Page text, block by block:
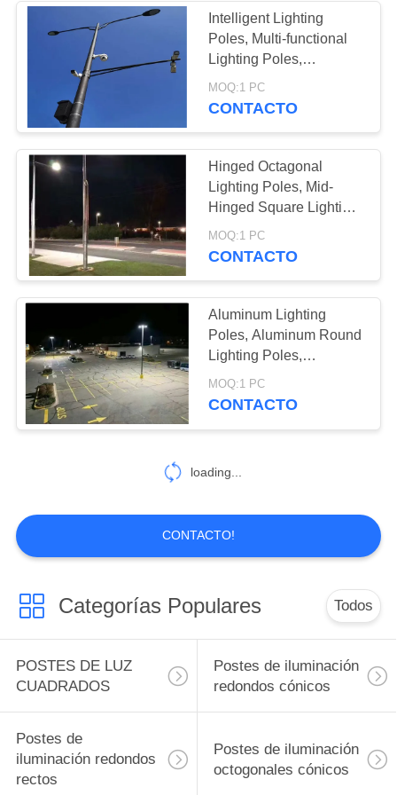
Intelligent Lighting
Poles, Multi-functional
Lighting Poles,
Integrated Lighting
Poles, Intelligent
MOQ:1 PC
CONTACTO
Hinged Octagonal
Lighting Poles, Mid-
Hinged Square Lighting
Poles, Hinged Round
Lighting Poles
MOQ:1 PC
CONTACTO
Aluminum Lighting
Poles, Aluminum Round
Lighting Poles,
Aluminium Straight
Lighting Columns,
MOQ:1 PC
CONTACTO
loading...
CONTACTO!
Categorías Populares Todos
POSTES DE LUZ
CUADRADOS
Postes de iluminación
redondos cónicos
Postes de
iluminación redondos
rectos
Postes de iluminación
octogonales cónicos